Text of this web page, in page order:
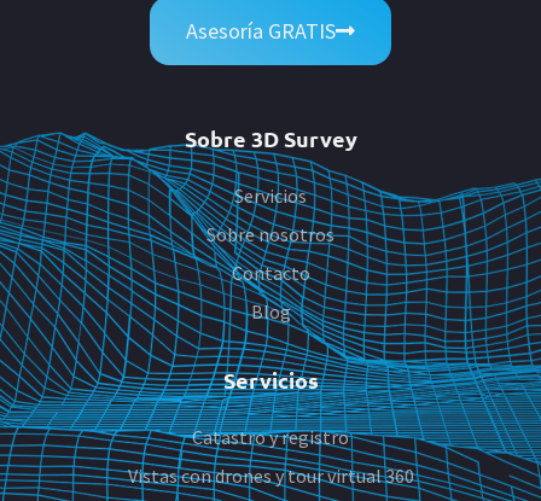
Asesoría GRATIS
Sobre 3D Survey
Servicios
Sobre nosotros
Contacto
Blog
Servicios
Catastro y registro
Vistas con drones y tour virtual 360